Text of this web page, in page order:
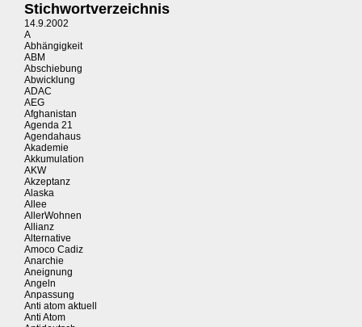
Stichwortverzeichnis
14.9.2002
A
Abhängigkeit
ABM
Abschiebung
Abwicklung
ADAC
AEG
Afghanistan
Agenda 21
Agendahaus
Akademie
Akkumulation
AKW
Akzeptanz
Alaska
Allee
AllerWohnen
Allianz
Alternative
Amoco Cadiz
Anarchie
Aneignung
Angeln
Anpassung
Anti atom aktuell
Anti Atom